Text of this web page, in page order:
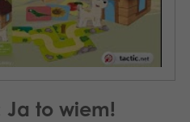
Ja to wiem!